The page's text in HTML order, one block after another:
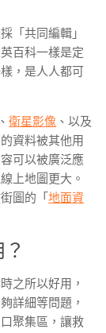
「共同編輯」
百科一樣是定
，是人人都可
衛星影像 、以及
資料被其他用
可以被廣泛應
上地圖更大。
圖的「 地面資
之所以好用，
詳細等問題，
聚集區，讓救